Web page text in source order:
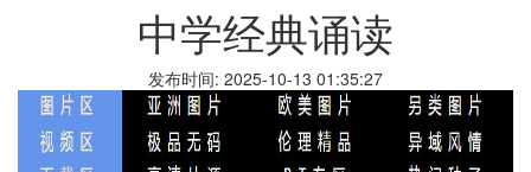
中学经典诵读
发布时间: 2025-10-13 01:35:27